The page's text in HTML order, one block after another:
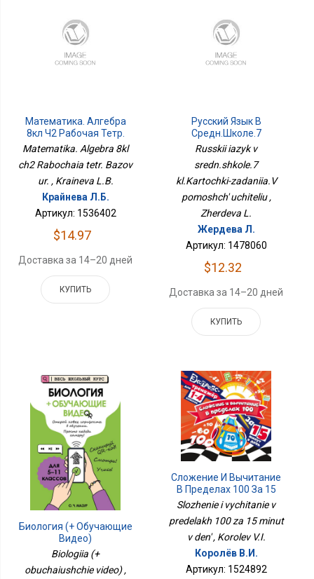
Математика. Алгебра
8кл Ч2 Рабочая Тетр.
Базов Ур.
Matematika. Algebra 8kl
ch2 Rabochaia tetr. Bazov
ur. , Kraineva L.B.
Крайнева Л.Б.
Артикул: 1536402
$14.97
Доставка за 14–20 дней
КУПИТЬ
Русский Язык В
Средн.школе.7
Кл.Карточки-Задания.В
Помощь Учителю
Russkii iazyk v
sredn.shkole.7
kl.Kartochki-zadaniia.V
pomoshch' uchiteliu ,
Zherdeva L.
Жердева Л.
Артикул: 1478060
$12.32
Доставка за 14–20 дней
КУПИТЬ
Биология (+ Обучающие
Видео)
Biologiia (+
obuchaiushchie video) ,
Сложение И Вычитание
В Пределах 100 За 15
Минут В День
Slozhenie i vychitanie v
predelakh 100 za 15 minut
v den' , Korolev V.I.
Королёв В.И.
Артикул: 1524892